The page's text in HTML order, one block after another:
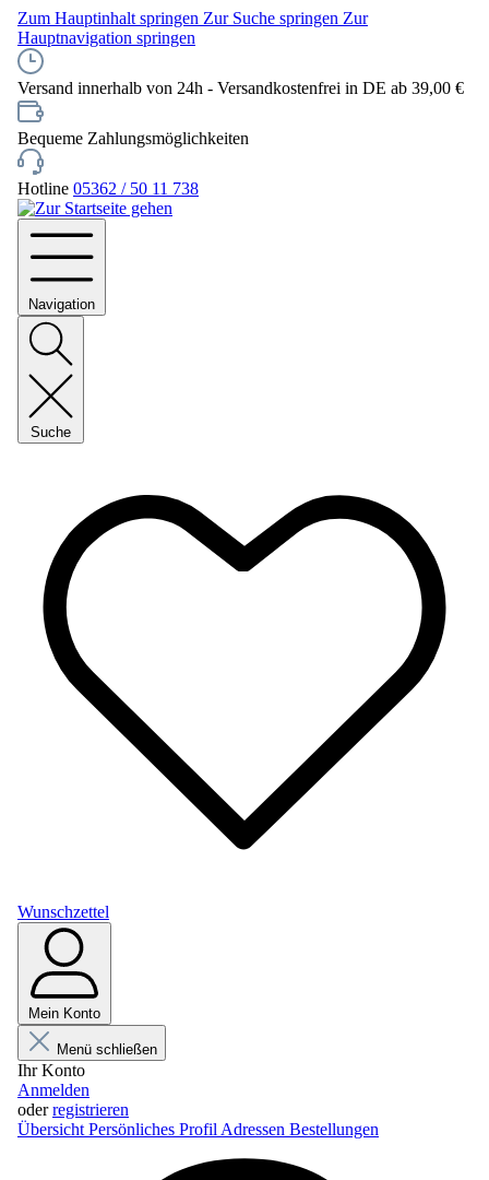
Zum Hauptinhalt springen Zur Suche springen Zur
Hauptnavigation springen
Versand innerhalb von 24h - Versandkostenfrei in DE ab 39,00 €
Bequeme Zahlungsmöglichkeiten
Hotline 05362 / 50 11 738
Navigation
Suche
Wunschzettel
Mein Konto
Menü schließen
Ihr Konto
Anmelden
oderregistrieren
Übersicht Persönliches Profil Adressen Bestellungen